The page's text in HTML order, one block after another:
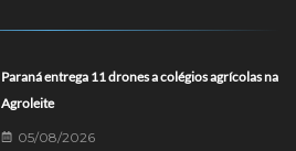
Paraná entrega 11 drones a colégios agrícolas na
Agroleite
05/08/2026